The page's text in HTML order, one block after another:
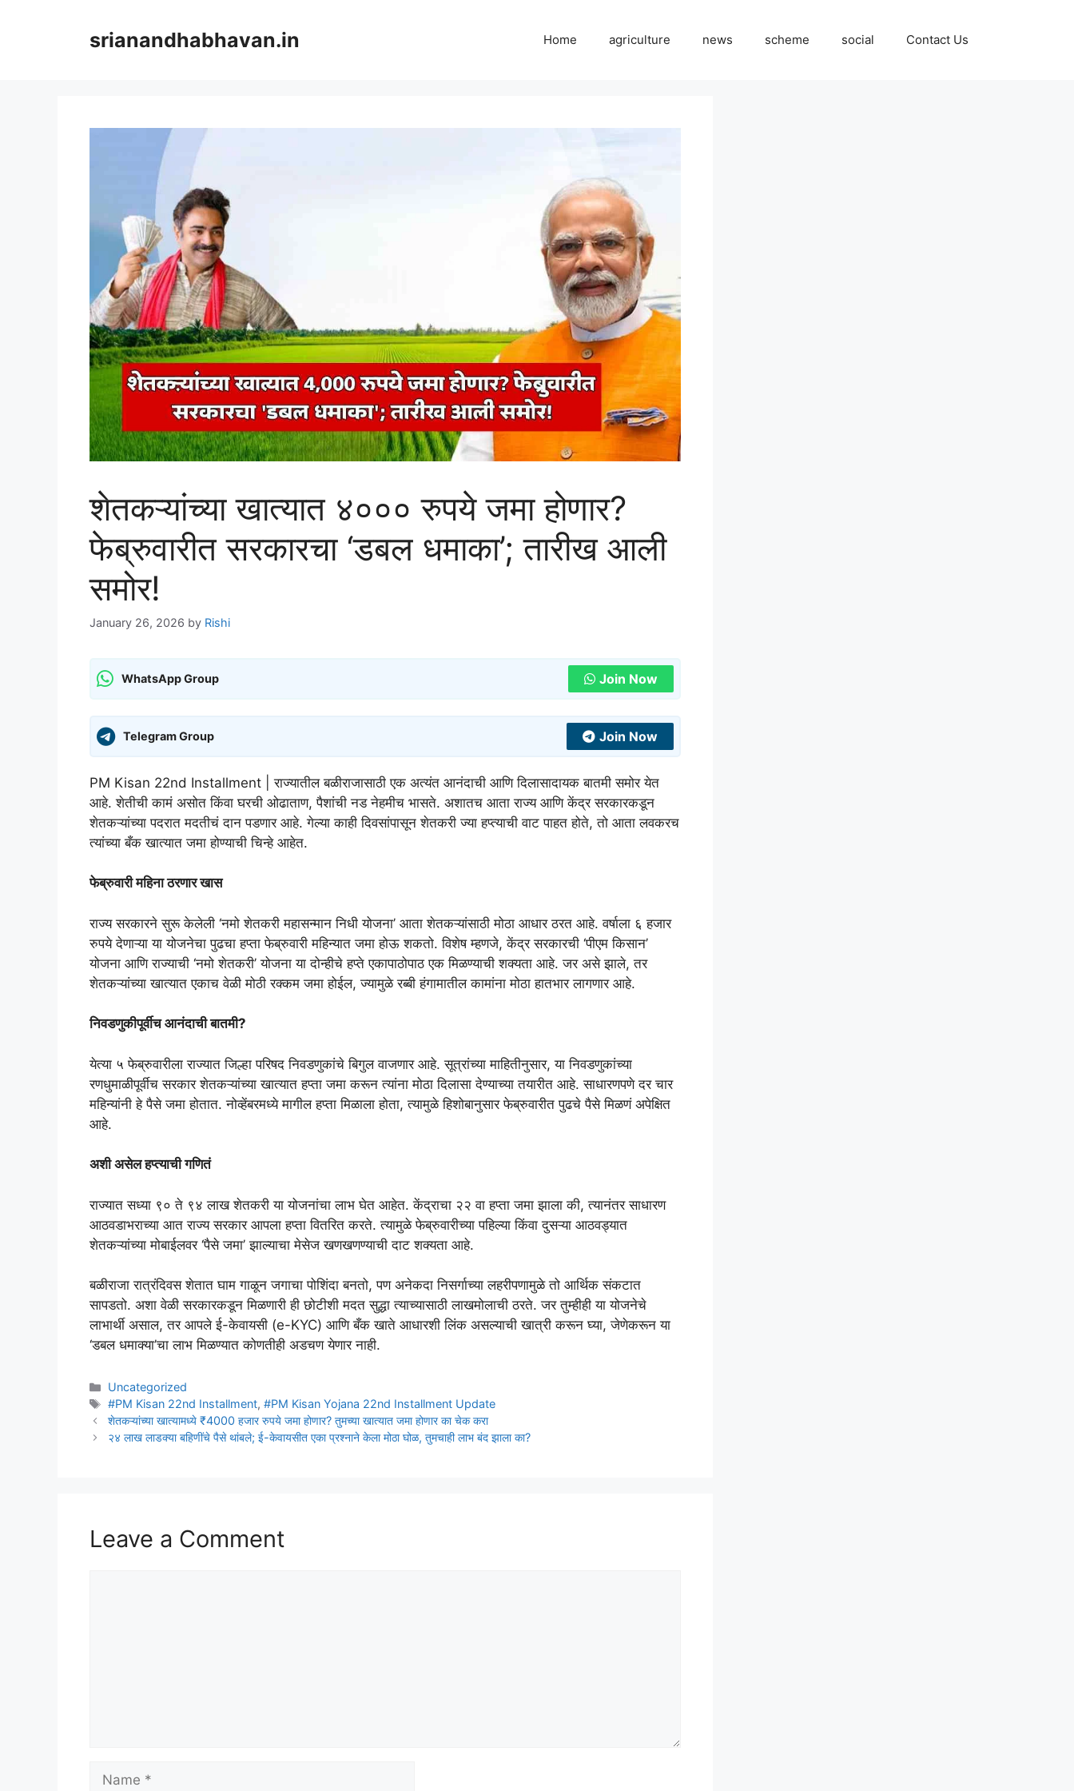
srianandhabhavan.in Home agriculture news scheme social Contact Us
शेतकऱ्यांच्या खात्यात ४००० रुपये जमा होणार?
फेब्रुवारीत सरकारचा ‘डबल धमाका’; तारीख आली
समोर!
January 26, 2026 by Rishi
WhatsApp Group Join Now
Telegram Group Join Now
PM Kisan 22nd Installment | राज्यातील बळीराजासाठी एक अत्यंत आनंदाची आणि दिलासादायक बातमी समोर येत
आहे. शेतीची कामं असोत किंवा घरची ओढाताण, पैशांची नड नेहमीच भासते. अशातच आता राज्य आणि केंद्र सरकारकडून
शेतकऱ्यांच्या पदरात मदतीचं दान पडणार आहे. गेल्या काही दिवसांपासून शेतकरी ज्या हप्त्याची वाट पाहत होते, तो आता लवकरच
त्यांच्या बँक खात्यात जमा होण्याची चिन्हे आहेत.
फेब्रुवारी महिना ठरणार खास
राज्य सरकारने सुरू केलेली ‘नमो शेतकरी महासन्मान निधी योजना’ आता शेतकऱ्यांसाठी मोठा आधार ठरत आहे. वर्षाला ६ हजार
रुपये देणाऱ्या या योजनेचा पुढचा हप्ता फेब्रुवारी महिन्यात जमा होऊ शकतो. विशेष म्हणजे, केंद्र सरकारची ‘पीएम किसान’
योजना आणि राज्याची ‘नमो शेतकरी’ योजना या दोन्हीचे हप्ते एकापाठोपाठ एक मिळण्याची शक्यता आहे. जर असे झाले, तर
शेतकऱ्यांच्या खात्यात एकाच वेळी मोठी रक्कम जमा होईल, ज्यामुळे रब्बी हंगामातील कामांना मोठा हातभार लागणार आहे.
निवडणुकीपूर्वीच आनंदाची बातमी?
येत्या ५ फेब्रुवारीला राज्यात जिल्हा परिषद निवडणुकांचे बिगुल वाजणार आहे. सूत्रांच्या माहितीनुसार, या निवडणुकांच्या
रणधुमाळीपूर्वीच सरकार शेतकऱ्यांच्या खात्यात हप्ता जमा करून त्यांना मोठा दिलासा देण्याच्या तयारीत आहे. साधारणपणे दर चार
महिन्यांनी हे पैसे जमा होतात. नोव्हेंबरमध्ये मागील हप्ता मिळाला होता, त्यामुळे हिशोबानुसार फेब्रुवारीत पुढचे पैसे मिळणं अपेक्षित
आहे.
अशी असेल हप्त्याची गणितं
राज्यात सध्या ९० ते ९४ लाख शेतकरी या योजनांचा लाभ घेत आहेत. केंद्राचा २२ वा हप्ता जमा झाला की, त्यानंतर साधारण
आठवडाभराच्या आत राज्य सरकार आपला हप्ता वितरित करते. त्यामुळे फेब्रुवारीच्या पहिल्या किंवा दुसऱ्या आठवड्यात
शेतकऱ्यांच्या मोबाईलवर ‘पैसे जमा’ झाल्याचा मेसेज खणखणण्याची दाट शक्यता आहे.
​बळीराजा रात्रंदिवस शेतात घाम गाळून जगाचा पोशिंदा बनतो, पण अनेकदा निसर्गाच्या लहरीपणामुळे तो आर्थिक संकटात
सापडतो. अशा वेळी सरकारकडून मिळणारी ही छोटीशी मदत सुद्धा त्याच्यासाठी लाखमोलाची ठरते. जर तुम्हीही या योजनेचे
लाभार्थी असाल, तर आपले ई-केवायसी (e-KYC) आणि बँक खाते आधारशी लिंक असल्याची खात्री करून घ्या, जेणेकरून या
‘डबल धमाक्या’चा लाभ मिळण्यात कोणतीही अडचण येणार नाही.
Categories
Uncategorized
Tags
#PM Kisan 22nd Installment,#PM Kisan Yojana 22nd Installment Update
शेतकऱ्यांच्या खात्यामध्ये ₹4000 हजार रुपये जमा होणार? तुमच्या खात्यात जमा होणार का चेक करा
२४ लाख लाडक्या बहिणींचे पैसे थांबले; ई-केवायसीत एका प्रश्नाने केला मोठा घोळ, तुमचाही लाभ बंद झाला का?
Leave a Comment
Name